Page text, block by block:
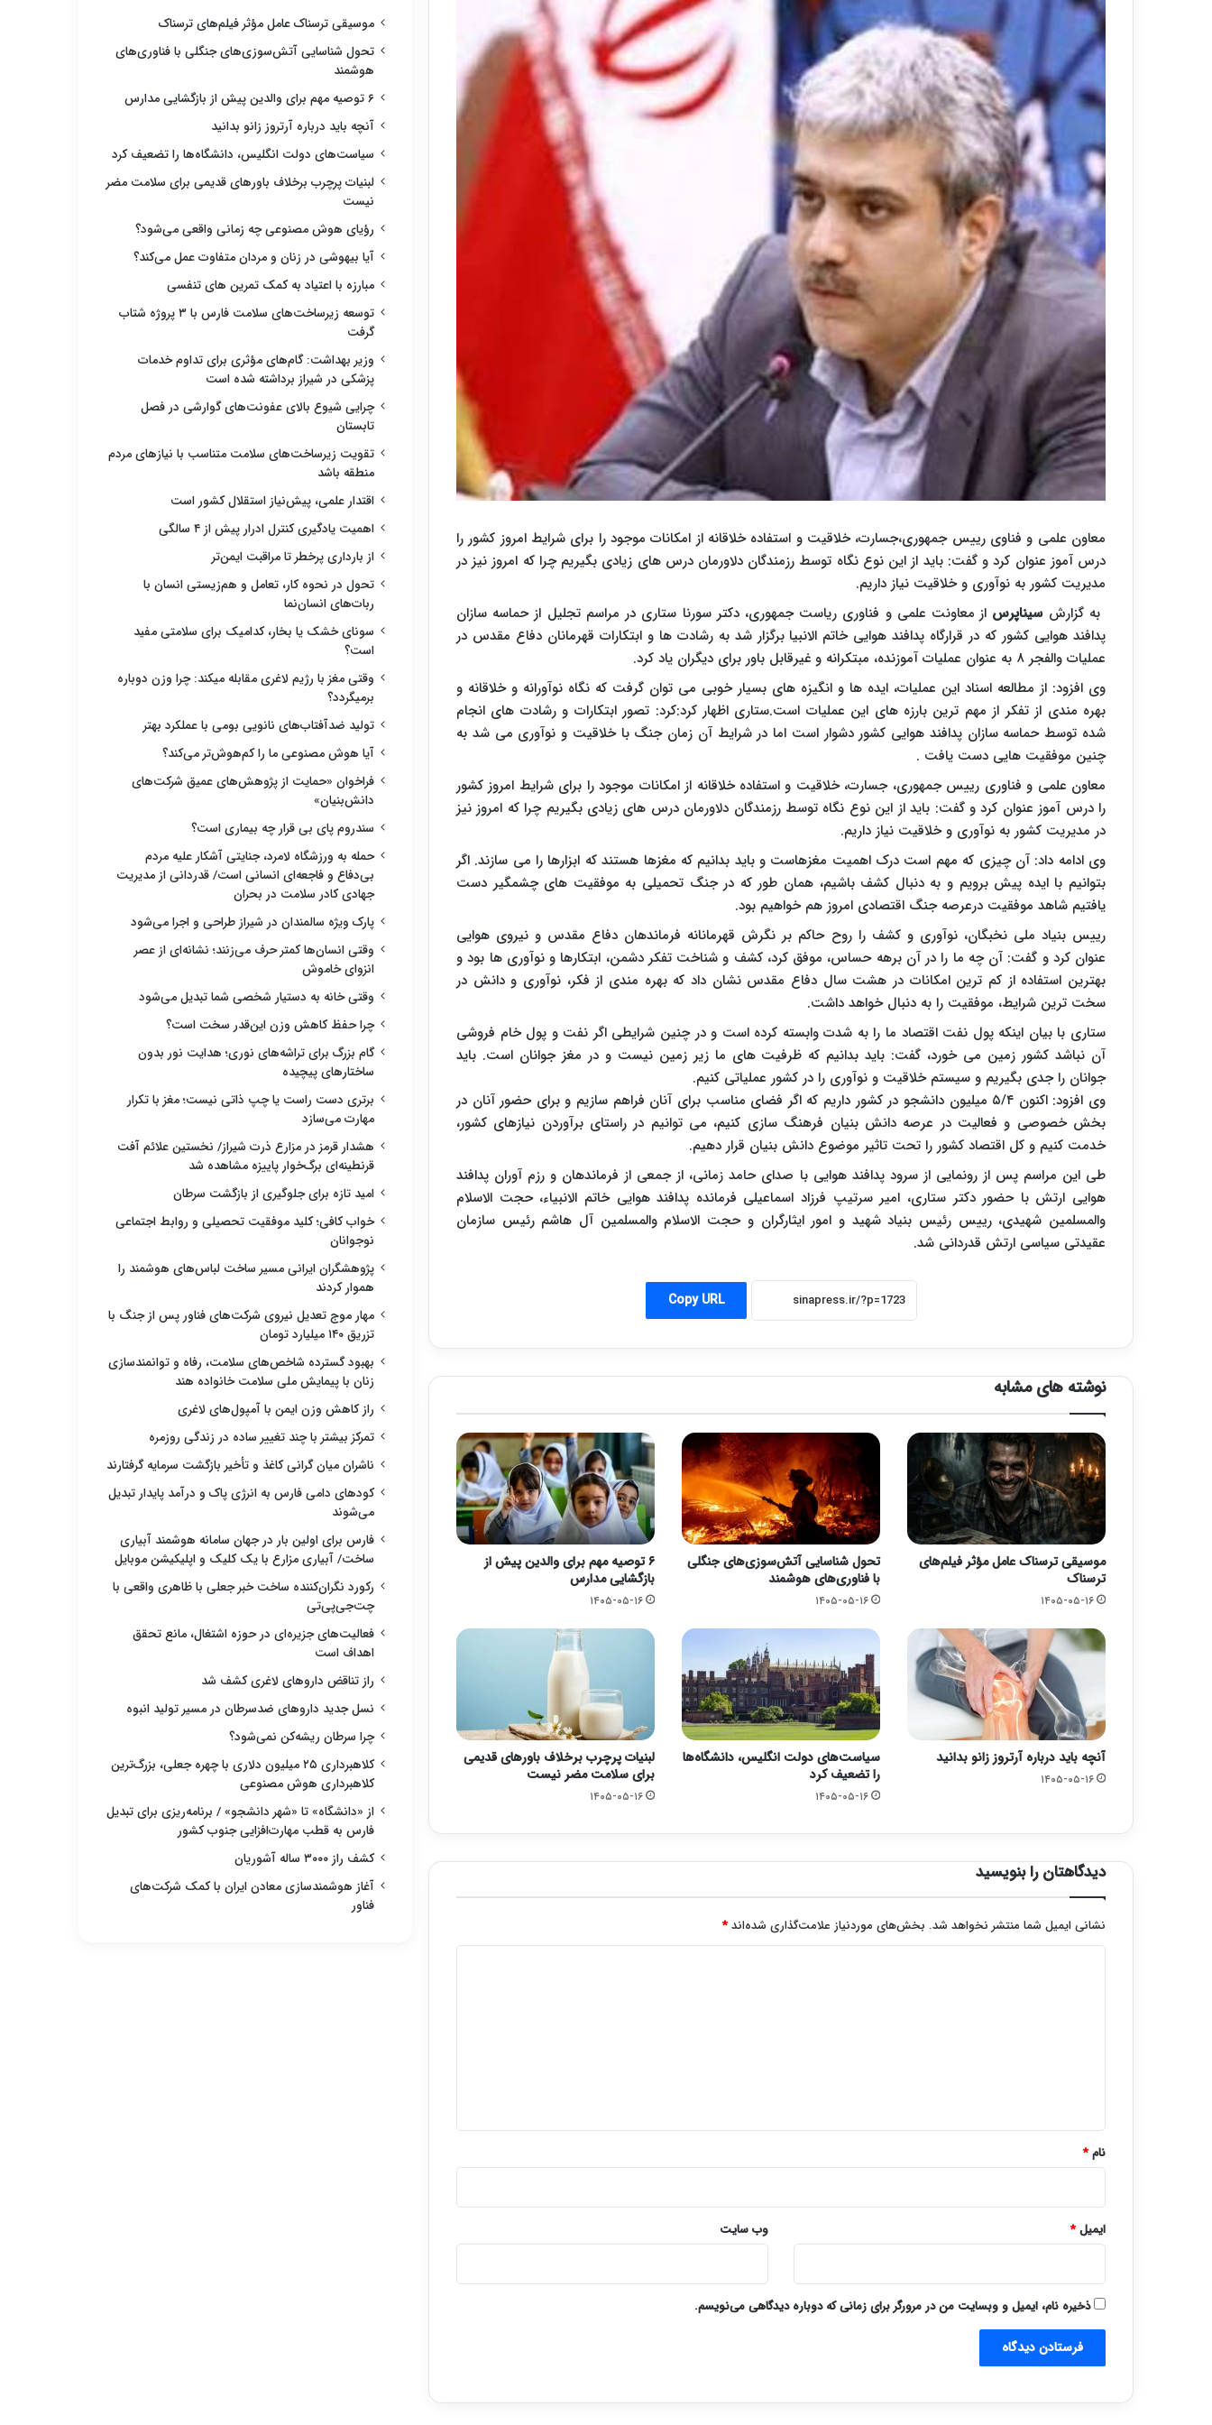
معاون علمی و فناوی رییس جمهوری،جسارت، خلاقیت و استفاده خلاقانه از امکانات موجود را برای شرایط امروز کشور را
درس آموز عنوان کرد و گفت: باید از این نوع نگاه توسط رزمندگان دلاورمان درس های زیادی بگیریم چرا که امروز نیز در
مدیریت کشور به نوآوری و خلاقیت نیاز داریم.
به گزارشسیناپرس از معاونت علمی و فناوری ریاست جمهوری، دکتر سورنا ستاری در مراسم تجلیل از حماسه سازان
پدافند هوایی کشور که در قرارگاه پدافند هوایی خاتم الانبیا برگزار شد به رشادت ها و ابتکارات قهرمانان دفاع مقدس در
عملیات والفجر ۸ به عنوان عملیات آموزنده، مبتکرانه و غیرقابل باور برای دیگران یاد کرد.
وی افزود: از مطالعه اسناد این عملیات، ایده ها و انگیزه های بسیار خوبی می توان گرفت که نگاه نوآورانه و خلاقانه و
بهره مندی از تفکر از مهم ترین بارزه های این عملیات است.ستاری اظهار کرد:کرد: تصور ابتکارات و رشادت های انجام
شده توسط حماسه سازان پدافند هوایی کشور دشوار است اما در شرایط آن زمان جنگ با خلاقیت و نوآوری می شد به
چنین موفقیت هایی دست یافت .
معاون علمی و فناوری رییس جمهوری، جسارت، خلاقیت و استفاده خلاقانه از امکانات موجود را برای شرایط امروز کشور
را درس آموز عنوان کرد و گفت: باید از این نوع نگاه توسط رزمندگان دلاورمان درس های زیادی بگیریم چرا که امروز نیز
در مدیریت کشور به نوآوری و خلاقیت نیاز داریم.
وی ادامه داد: آن چیزی که مهم است درک اهمیت مغزهاست و باید بدانیم که مغزها هستند که ابزارها را می سازند. اگر
بتوانیم با ایده پیش برویم و به دنبال کشف باشیم، همان طور که در جنگ تحمیلی به موفقیت های چشمگیر دست
یافتیم شاهد موفقیت درعرصه جنگ اقتصادی امروز هم خواهیم بود.
رییس بنیاد ملی نخبگان، نوآوری و کشف را روح حاکم بر نگرش قهرمانانه فرماندهان دفاع مقدس و نیروی هوایی
عنوان کرد و گفت: آن چه ما را در آن برهه حساس، موفق کرد، کشف و شناخت تفکر دشمن، ابتکارها و نوآوری ها بود و
بهترین استفاده از کم ترین امکانات در هشت سال دفاع مقدس نشان داد که بهره مندی از فکر، نوآوری و دانش در
سخت ترین شرایط، موفقیت را به دنبال خواهد داشت.
ستاری با بیان اینکه پول نفت اقتصاد ما را به شدت وابسته کرده است و در چنین شرایطی اگر نفت و پول خام فروشی
آن نباشد کشور زمین می خورد، گفت: باید بدانیم که ظرفیت های ما زیر زمین نیست و در مغز جوانان است. باید
جوانان را جدی بگیریم و سیستم خلاقیت و نوآوری را در کشور عملیاتی کنیم.
وی افزود: اکنون ۵/۴ میلیون دانشجو در کشور داریم که اگر فضای مناسب برای آنان فراهم سازیم و برای حضور آنان در
بخش خصوصی و فعالیت در عرصه دانش بنیان فرهنگ سازی کنیم، می توانیم در راستای برآوردن نیازهای کشور،
خدمت کنیم و کل اقتصاد کشور را تحت تاثیر موضوع دانش بنیان قرار دهیم.
طی این مراسم پس از رونمایی از سرود پدافند هوایی با صدای حامد زمانی، از جمعی از فرماندهان و رزم آوران پدافند
هوایی ارتش با حضور دکتر ستاری، امیر سرتیپ فرزاد اسماعیلی فرمانده پدافند هوایی خاتم الانبیاء، حجت الاسلام
والمسلمین شهیدی، رییس رئیس بنیاد شهید و امور ایثارگران و حجت الاسلام والمسلمین آل هاشم رئیس سازمان
عقیدتی سیاسی ارتش قدردانی شد.
Copy URL
نوشته های مشابه
موسیقی ترسناک عامل مؤثر فیلم‌های
ترسناک
۱۴۰۵-۰۵-۱۶
تحول شناسایی آتش‌سوزی‌های جنگلی
با فناوری‌های هوشمند
۱۴۰۵-۰۵-۱۶
۶ توصیه مهم برای والدین پیش از
بازگشایی مدارس
۱۴۰۵-۰۵-۱۶
آنچه باید درباره آرتروز زانو بدانید
۱۴۰۵-۰۵-۱۶
سیاست‌های دولت انگلیس، دانشگاه‌ها
را تضعیف کرد
۱۴۰۵-۰۵-۱۶
لبنیات پرچرب برخلاف باورهای قدیمی
برای سلامت مضر نیست
۱۴۰۵-۰۵-۱۶
دیدگاهتان را بنویسید
نشانی ایمیل شما منتشر نخواهد شد. بخش‌های موردنیاز علامت‌گذاری شده‌اند*
نام*
ایمیل* وب‌ سایت
ذخیره نام، ایمیل و وبسایت من در مرورگر برای زمانی که دوباره دیدگاهی می‌نویسم.
موسیقی ترسناک عامل مؤثر فیلم‌های ترسناک
تحول شناسایی آتش‌سوزی‌های جنگلی با فناوری‌های
هوشمند
۶ توصیه مهم برای والدین پیش از بازگشایی مدارس
آنچه باید درباره آرتروز زانو بدانید
سیاست‌های دولت انگلیس، دانشگاه‌ها را تضعیف کرد
لبنیات پرچرب برخلاف باورهای قدیمی برای سلامت مضر
نیست
رؤیای هوش مصنوعی چه زمانی واقعی می‌شود؟
آیا بیهوشی در زنان و مردان متفاوت عمل می‌کند؟
مبارزه با اعتیاد به کمک تمرین های تنفسی
توسعه زیرساخت‌های سلامت فارس با ۳ پروژه شتاب
گرفت
وزیر بهداشت: گام‌های مؤثری برای تداوم خدمات
پزشکی در شیراز برداشته شده است
چرایی شیوع بالای عفونت‌های گوارشی در فصل
تابستان
تقویت زیرساخت‌های سلامت متناسب با نیازهای مردم
منطقه باشد
اقتدار علمی، پیش‌نیاز استقلال کشور است
اهمیت یادگیری کنترل ادرار پیش از ۴ سالگی
از بارداری پرخطر تا مراقبت ایمن‌تر
تحول در نحوه کار، تعامل و هم‌زیستی انسان با
ربات‌های انسان‌نما
سونای خشک یا بخار، کدامیک برای سلامتی مفید
است؟
وقتی مغز با رژیم لاغری مقابله میکند: چرا وزن دوباره
برمیگردد؟
تولید ضدآفتاب‌های نانویی بومی با عملکرد بهتر
آیا هوش مصنوعی ما را کم‌هوش‌تر می‌کند؟
فراخوان «حمایت از پژوهش‌های عمیق شرکت‌های
دانش‌بنیان»
سندروم پای بی قرار چه بیماری است؟
حمله به ورزشگاه لامرد، جنایتی آشکار علیه مردم
بی‌دفاع و فاجعه‌ای انسانی است/ قدردانی از مدیریت
جهادی کادر سلامت در بحران
پارک ویژه سالمندان در شیراز طراحی و اجرا می‌شود
وقتی انسان‌ها کمتر حرف می‌زنند؛ نشانه‌ای از عصر
انزوای خاموش
وقتی خانه به دستیار شخصی شما تبدیل می‌شود
چرا حفظ کاهش وزن این‌قدر سخت است؟
گام بزرگ برای تراشه‌های نوری؛ هدایت نور بدون
ساختارهای پیچیده
برتری دست راست یا چپ ذاتی نیست؛ مغز با تکرار
مهارت می‌سازد
هشدار قرمز در مزارع ذرت شیراز/ نخستین علائم آفت
قرنطینه‌ای برگ‌خوار پاییزه مشاهده شد
امید تازه برای جلوگیری از بازگشت سرطان
خواب کافی؛ کلید موفقیت تحصیلی و روابط اجتماعی
نوجوانان
پژوهشگران ایرانی مسیر ساخت لباس‌های هوشمند را
هموار کردند
مهار موج تعدیل نیروی شرکت‌های فناور پس از جنگ با
تزریق ۱۴۰ میلیارد تومان
بهبود گسترده شاخص‌های سلامت، رفاه و توانمندسازی
زنان با پیمایش ملی سلامت خانواده هند
راز کاهش وزن ایمن با آمپول‌های لاغری
تمرکز بیشتر با چند تغییر ساده در زندگی روزمره
ناشران میان گرانی کاغذ و تأخیر بازگشت سرمایه گرفتارند
کودهای دامی فارس به انرژی پاک و درآمد پایدار تبدیل
می‌شوند
فارس برای اولین بار در جهان سامانه هوشمند آبیاری
ساخت/ آبیاری مزارع با یک کلیک و اپلیکیشن موبایل
رکورد نگران‌کننده ساخت خبر جعلی با ظاهری واقعی با
چت‌جی‌پی‌تی
فعالیت‌های جزیره‌ای در حوزه اشتغال، مانع تحقق
اهداف است
راز تناقض داروهای لاغری کشف شد
نسل جدید داروهای ضدسرطان در مسیر تولید انبوه
چرا سرطان ریشه‌کن نمی‌شود؟
کلاهبرداری ۲۵ میلیون دلاری با چهره جعلی، بزرگ‌ترین
کلاهبرداری هوش مصنوعی
از «دانشگاه» تا «شهر دانشجو» / برنامه‌ریزی برای تبدیل
فارس به قطب مهارت‌افزایی جنوب کشور
کشف راز ۳۰۰۰ ساله آشوریان
آغاز هوشمندسازی معادن ایران با کمک شرکت‌های
فناور